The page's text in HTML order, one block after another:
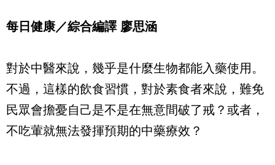
每日健康／綜合編譯 廖思涵
對於中醫來說，幾乎是什麼生物都能入藥使用。
不過，這樣的飲食習慣，對於素食者來說，難免
民眾會擔憂自己是不是在無意間破了戒？或者，
不吃葷就無法發揮預期的中藥療效？